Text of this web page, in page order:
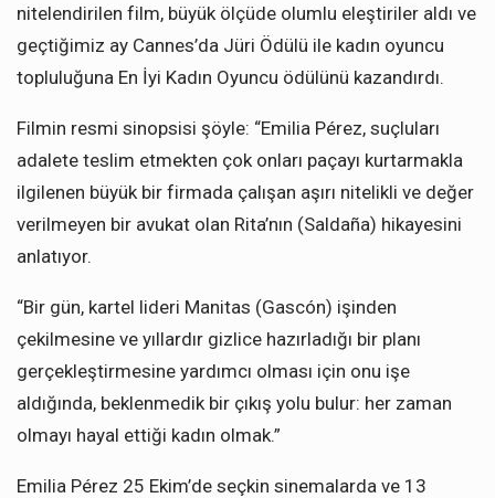
nitelendirilen film, büyük ölçüde olumlu eleştiriler aldı ve
geçtiğimiz ay Cannes’da Jüri Ödülü ile kadın oyuncu
topluluğuna En İyi Kadın Oyuncu ödülünü kazandırdı.
Filmin resmi sinopsisi şöyle: “Emilia Pérez, suçluları
adalete teslim etmekten çok onları paçayı kurtarmakla
ilgilenen büyük bir firmada çalışan aşırı nitelikli ve değer
verilmeyen bir avukat olan Rita’nın (Saldaña) hikayesini
anlatıyor.
“Bir gün, kartel lideri Manitas (Gascón) işinden
çekilmesine ve yıllardır gizlice hazırladığı bir planı
gerçekleştirmesine yardımcı olması için onu işe
aldığında, beklenmedik bir çıkış yolu bulur: her zaman
olmayı hayal ettiği kadın olmak.”
Emilia Pérez 25 Ekim’de seçkin sinemalarda ve 13